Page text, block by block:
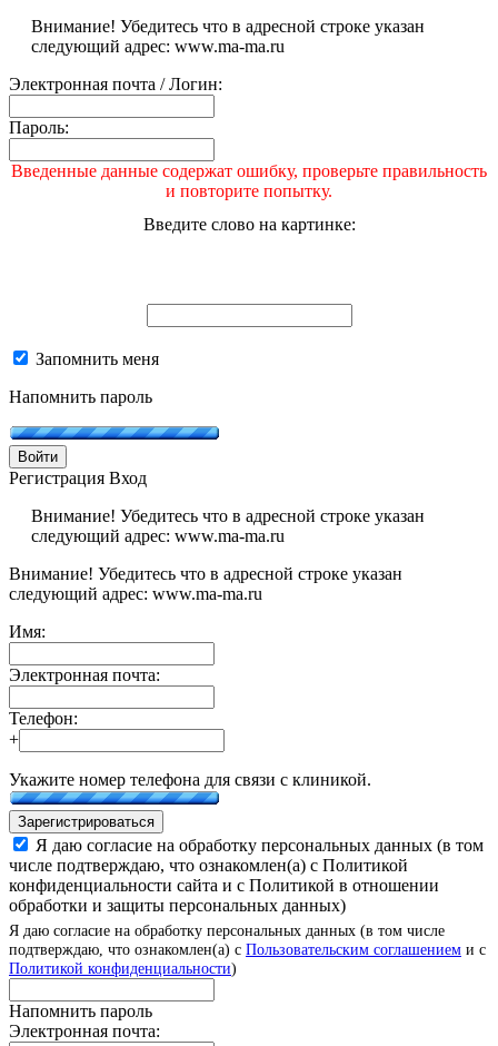
Внимание! Убедитесь что в адресной строке указан
следующий адрес: www.ma-ma.ru
Электронная почта / Логин:
Пароль:
Введенные данные содержат ошибку, проверьте правильность
и повторите попытку.
Введите слово на картинке:
Запомнить меня
Напомнить пароль
Войти
Регистрация Вход
Внимание! Убедитесь что в адресной строке указан
следующий адрес: www.ma-ma.ru
Внимание! Убедитесь что в адресной строке указан
следующий адрес: www.ma-ma.ru
Имя:
Электронная почта:
Телефон:
+
Укажите номер телефона для связи с клиникой.
Зарегистрироваться
Я даю согласие на обработку персональных данных (в том
числе подтверждаю, что ознакомлен(а) с Политикой
конфиденциальности сайта и с Политикой в отношении
обработки и защиты персональных данных)
Я даю согласие на обработку персональных данных (в том числе
подтверждаю, что ознакомлен(а) с Пользовательским соглашением и с
Политикой конфиденциальности)
Напомнить пароль
Электронная почта: